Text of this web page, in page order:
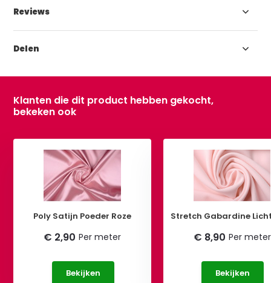
Reviews
Delen
Klanten die dit product hebben gekocht,
bekeken ook
Poly Satijn Poeder Roze
€ 2,90 Per meter
Bekijken
Stretch Gabardine
€ 8,90 Per meter
Bekijken